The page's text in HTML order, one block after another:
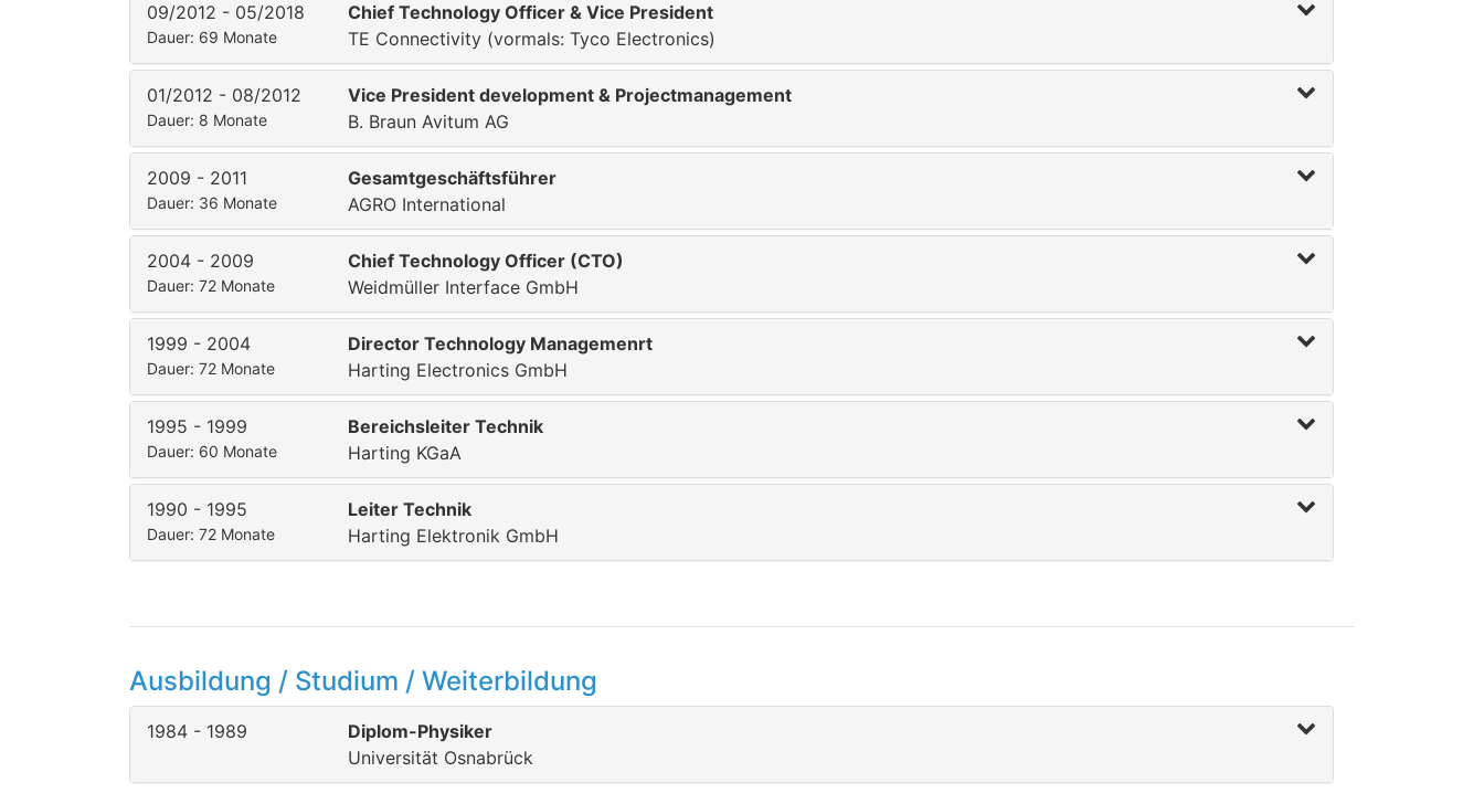
09/2012 - 05/2018
Dauer: 69 Monate
Chief Technology Officer & Vice President
TE Connectivity (vormals: Tyco Electronics)
01/2012 - 08/2012
Dauer: 8 Monate
Vice President development & Projectmanagement
B. Braun Avitum AG
2009 - 2011
Dauer: 36 Monate
Gesamtgeschäftsführer
AGRO International
2004 - 2009
Dauer: 72 Monate
Chief Technology Officer (CTO)
Weidmüller Interface GmbH
1999 - 2004
Dauer: 72 Monate
Director Technology Managemenrt
Harting Electronics GmbH
1995 - 1999
Dauer: 60 Monate
Bereichsleiter Technik
Harting KGaA
1990 - 1995
Dauer: 72 Monate
Leiter Technik
Harting Elektronik GmbH
Ausbildung / Studium / Weiterbildung
1984 - 1989
Diplom-Physiker
Universität Osnabrück